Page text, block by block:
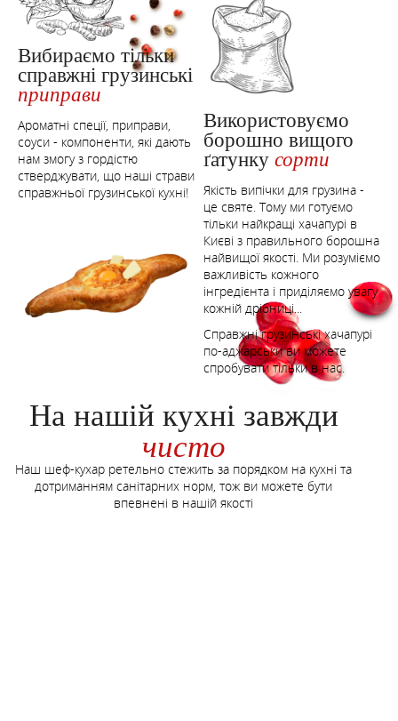
Вибираємо тільки
справжні грузинські
приправи
Ароматні спеції, приправи,
соуси - компоненти, які дають
нам змогу з гордістю
стверджувати, що наші страви
справжньої грузинської кухні!
Використовуємо
борошно вищого
ґатунку сорти
Якість випічки для грузина -
це святе. Тому ми готуємо
тільки найкращі хачапурі в
Києві з правильного борошна
найвищої якості. Ми розуміємо
важливість кожного
інгредієнта і приділяємо увагу
кожній дрібниці...
Справжні грузинські хачапурі
по-аджарськи ви можете
спробувати тільки в нас.
На нашій кухні завжди
чисто
Наш шеф-кухар ретельно стежить за порядком на кухні та
дотриманням санітарних норм, тож ви можете бути
впевнені в нашій якості